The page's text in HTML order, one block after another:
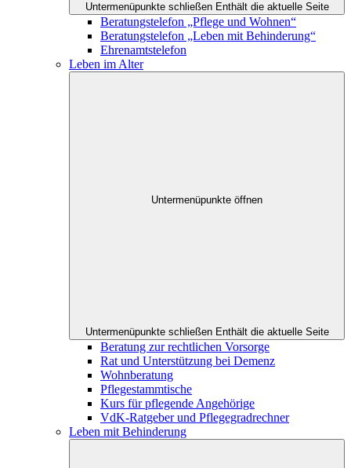
Untermenüpunkte schließen Enthält die aktuelle Seite
Beratungstelefon „Pflege und Wohnen“
Beratungstelefon „Leben mit Behinderung“
Ehrenamtstelefon
Leben im Alter
Untermenüpunkte öffnen
Untermenüpunkte schließen Enthält die aktuelle Seite
Beratung zur rechtlichen Vorsorge
Rat und Unterstützung bei Demenz
Wohnberatung
Pflegestammtische
Kurs für pflegende Angehörige
VdK-Ratgeber und Pflegegradrechner
Leben mit Behinderung